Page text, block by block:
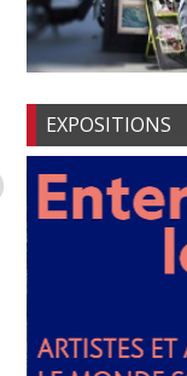
EXPOSITIONS